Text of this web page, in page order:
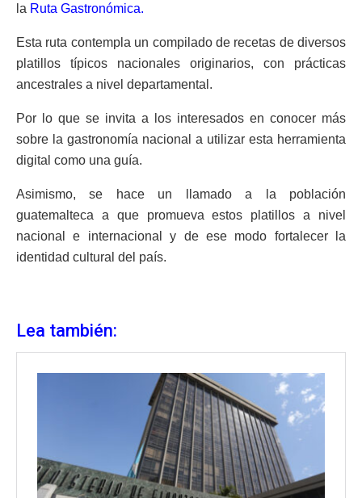
la Ruta Gastronómica.
Esta ruta contempla un compilado de recetas de diversos
platillos típicos nacionales originarios, con prácticas
ancestrales a nivel departamental.
Por lo que se invita a los interesados en conocer más
sobre la gastronomía nacional a utilizar esta herramienta
digital como una guía.
Asimismo, se hace un llamado a la población
guatemalteca a que promueva estos platillos a nivel
nacional e internacional y de ese modo fortalecer la
identidad cultural del país.
Lea también: